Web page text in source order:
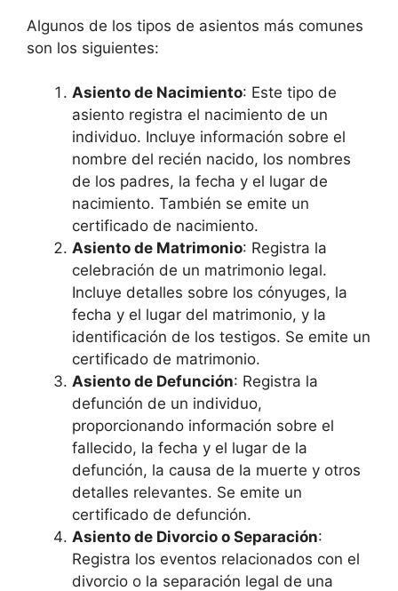
Algunos de los tipos de asientos más comunes
son los siguientes:
Asiento de Nacimiento: Este tipo de
asiento registra el nacimiento de un
individuo. Incluye información sobre el
nombre del recién nacido, los nombres
de los padres, la fecha y el lugar de
nacimiento. También se emite un
certificado de nacimiento.
Asiento de Matrimonio: Registra la
celebración de un matrimonio legal.
Incluye detalles sobre los cónyuges, la
fecha y el lugar del matrimonio, y la
identificación de los testigos. Se emite un
certificado de matrimonio.
Asiento de Defunción: Registra la
defunción de un individuo,
proporcionando información sobre el
fallecido, la fecha y el lugar de la
defunción, la causa de la muerte y otros
detalles relevantes. Se emite un
certificado de defunción.
Asiento de Divorcio o Separación:
Registra los eventos relacionados con el
divorcio o la separación legal de una